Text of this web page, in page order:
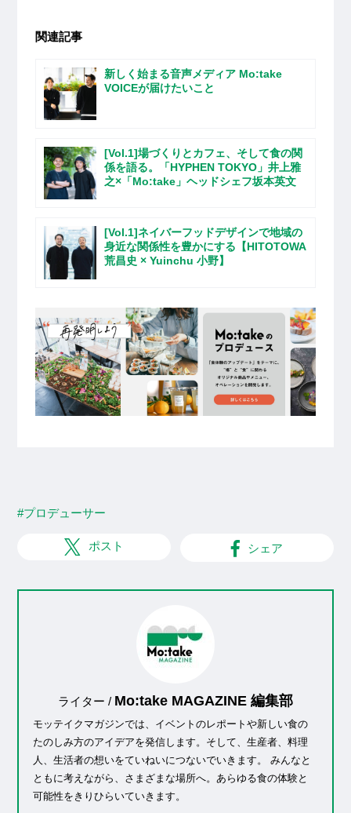
関連記事
新しく始まる音声メディア Mo:take
VOICEが届けたいこと
[Vol.1]場づくりとカフェ、そして食の関
係を語る。「HYPHEN TOKYO」井上雅
之×「Mo:take」ヘッドシェフ坂本英文
[Vol.1]ネイバーフッドデザインで地域の
身近な関係性を豊かにする【HITOTOWA
荒昌史 × Yuinchu 小野】
#プロデューサー
ポスト シェア
ライター / Mo:take MAGAZINE 編集部
モッテイクマガジンでは、イベントのレポートや新しい食の
たのしみ方のアイデアを発信します。そして、生産者、料理
人、生活者の想いをていねいにつないでいきます。 みんなと
ともに考えながら、さまざまな場所へ。あらゆる食の体験と
可能性をきりひらいていきます。